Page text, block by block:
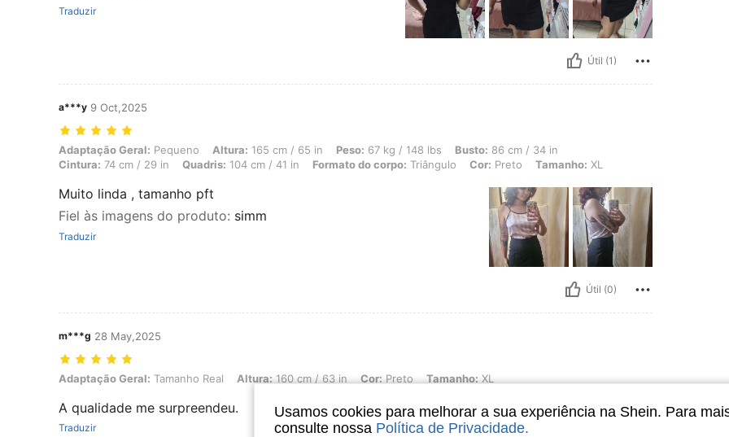
Traduzir
Útil (1)
a***y 9 Oct,2025
Adaptação Geral: Pequeno, Altura: 165 cm / 65 in, Peso: 67 kg / 148 lbs, Busto: 86 cm / 34 in, Cintura: 74 cm / 29 in, Quadris: 104 cm / 41 in,
Adaptação Geral: Pequeno Altura: 165 cm / 65 in Peso: 67 kg / 148 lbs Busto: 86 cm / 34 in
Cintura: 74 cm / 29 in Quadris: 104 cm / 41 in Formato do corpo: Triângulo Cor: Preto Tamanho: XL
Muito linda , tamanho pft
Fiel às imagens do produto: simm
Traduzir
Útil (0)
m***g 28 May,2025
Adaptação Geral: Tamanho Real, Altura: 160 cm / 63 in, Cor: Preto, Tamanho: XL
Adaptação Geral: Tamanho Real Altura:160 cm / 63 in Cor:Preto Tamanho:XL
A qualidade me surpreendeu.
Traduzir
Usamos cookies para melhorar a sua experiência na Shein. Para
consulte nossa Política de Privacidade.